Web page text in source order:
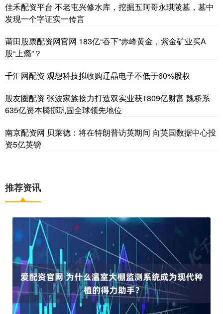
佳禾配资平台 不老屯兴修水库，挖掘五阿哥永琪陵墓，墓中
发现一个字证实一传言
莆田股票配资网官网 183亿“吞下”赤峰黄金，紫金矿业买A
股“上瘾”？
千汇网配资 观想科技拟收购辽晶电子不低于60%股权
股友圈配资 张波家族接力打造双实业获1809亿财富 魏桥系
635亿资本腾挪巩固全球领先地位
南京配资网 贝莱德：将在特朗普访英期间 向英国数据中心投
资5亿英镑
推荐资讯